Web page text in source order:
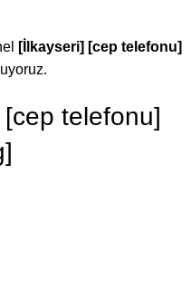
[İlkayseri] [cep telefonu]
telefonu]